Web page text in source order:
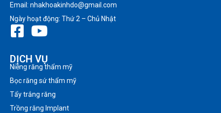
Email: nhakhoakinhdo@gmail.com
Ngày hoạt động: Thứ 2 – Chủ Nhật
DỊCH VỤ
Niềng răng thẩm mỹ
Bọc răng sứ thẩm mỹ
Tẩy trắng răng
Trồng răng Implant